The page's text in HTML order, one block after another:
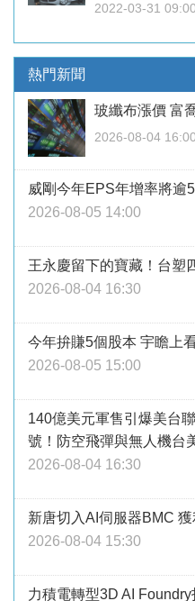
2022-03-31 09:00
熱門新聞
玻纖布漲價 富
2026-08-04 16:00
威剛今年EPS年增率將逾
2026-08-05 14:00
王永慶留下的寶藏！台塑
2026-08-04 16:30
今年拚賺5個股本 宇瞻上
2026-08-05 15:00
140億美元軍售引爆美台
號！防空飛彈與無人機台
2026-08-04 16:30
新唐切入AI伺服器BMC
2026-08-04 15:30
力積電轉型3D AI